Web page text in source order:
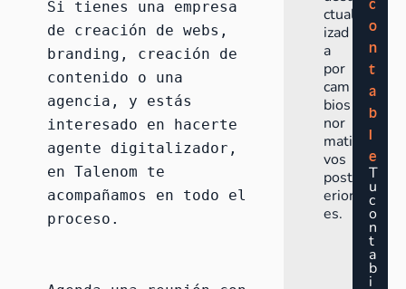
Si tienes una empresa
de creación de webs,
branding, creación de
contenido o una
agencia, y estás
interesado en hacerte
agente digitalizador,
en Talenom te
acompañamos en todo el
proceso.
ctual
izad
a
por
cam
bios
nor
mati
vos
post
erior
es.
c
o
n
t
a
b
l
e
T
u
c
o
n
t
a
b
i